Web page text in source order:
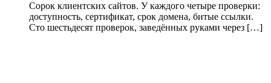
Сорок клиентских сайтов. У каждого четыре проверки:
доступность, сертификат, срок домена, битые ссылки.
Сто шестьдесят проверок, заведённых руками через […]